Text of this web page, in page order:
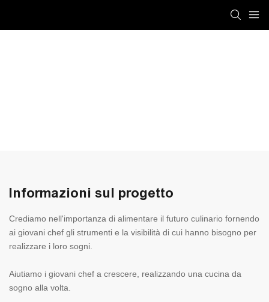
Informazioni sul progetto
Crediamo nell'importanza di alimentare il futuro culinario fornendo
ai giovani chef gli strumenti e la visibilità di cui hanno bisogno per
realizzare i loro sogni.
Aiutiamo i giovani chef a crescere, realizzando una cucina da
sogno alla volta.